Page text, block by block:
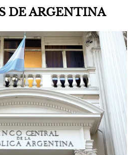
DE ARGENTINA